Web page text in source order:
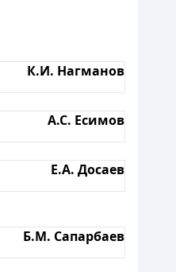
К.И. Нагманов
А.С. Есимов
Е.А. Досаев
Б.М. Сапарбаев